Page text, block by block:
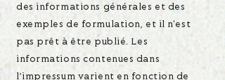
des informations générales et des
exemples de formulation, et il n'est
pas prêt à être publié. Les
informations contenues dans
l’impressum varient en fonction de